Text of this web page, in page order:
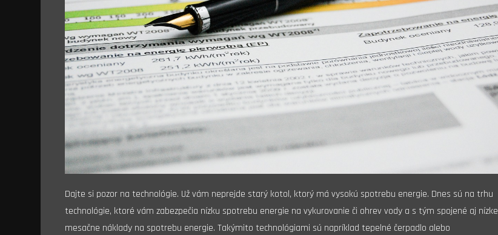
Dajte si pozor na technológie. Už vám neprejde starý kotol, ktorý má vysokú spotrebu energie. Dnes sú na trhu
technológie, ktoré vám zabezpečia nízku spotrebu energie na vykurovanie či ohrev vody a s tým spojené aj nízke
mesačne náklady na spotrebu energie. Takýmito technológiami sú napríklad tepelné čerpadlo alebo